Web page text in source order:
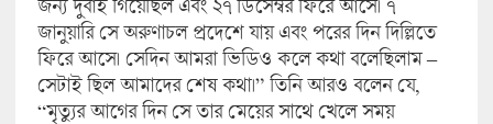
জন্য দুবাই গিয়েছিল এবং ২৭ ডিসেম্বর ফিরে আসে। ৭
জানুয়ারি সে অরুণাচল প্রদেশে যায় এবং পরের দিন দিল্লিতে
ফিরে আসে। সেদিন আমরা ভিডিও কলে কথা বলেছিলাম –
সেটাই ছিল আমাদের শেষ কথা।” তিনি আরও বলেন যে,
“মৃত্যুর আগের দিন সে তার মেয়ের সাথে খেলে সময়